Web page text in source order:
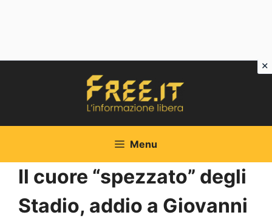
Menu
Il cuore “spezzato” degli
Stadio, addio a Giovanni